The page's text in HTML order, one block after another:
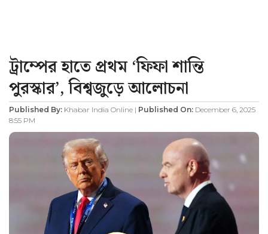
ট্রাম্পের হাতে প্রথম ‘ফিফা শান্তি
পুরস্কার’, বিশ্বজুড়ে আলোচনা
Published By: Khabar India Online | Published On: December 6, 2025
8:55 PM